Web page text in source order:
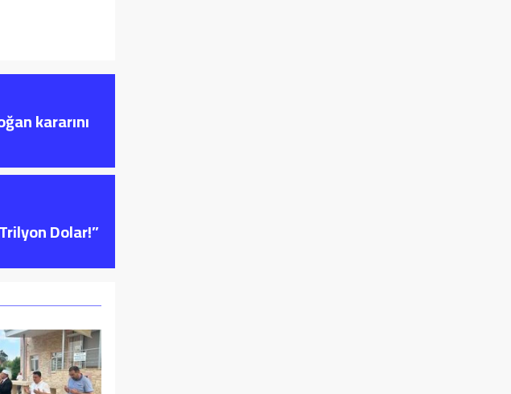
kararını
Dolar!”